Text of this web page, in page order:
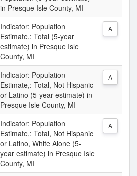
in Presque Isle County, MI
Indicator: Population
Estimate,: Total (5-year
estimate) in Presque Isle
County, MI
A
Indicator: Population
Estimate,: Total, Not Hispanic
or Latino (5-year estimate) in
Presque Isle County, MI
A
Indicator: Population
Estimate,: Total, Not Hispanic
or Latino, White Alone (5-
year estimate) in Presque Isle
County, MI
A